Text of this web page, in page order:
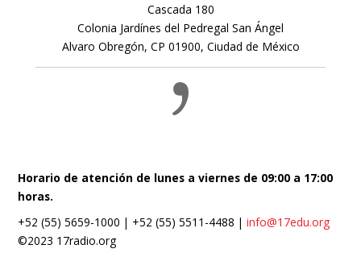
Cascada 180
Colonia Jardínes del Pedregal San Ángel
Alvaro Obregón, CP 01900, Ciudad de México
Horario de atención de lunes a viernes de 09:00 a 17:00
horas.
+52 (55) 5659-1000 | +52 (55) 5511-4488 |info@17edu.org
©2023 17radio.org